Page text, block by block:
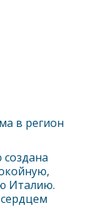
а в регион
Италию.